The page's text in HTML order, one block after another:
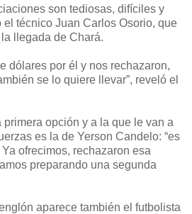
son tediosas, difíciles y
el técnico Juan Carlos Osorio, que
llegada de Chará.
dólares por él y nos rechazaron,
se lo quiere llevar”, reveló el
opción y a la que le van a
es la de Yerson Candelo: “es
ofrecimos, rechazaron esa
preparando una segunda
aparece también el futbolista